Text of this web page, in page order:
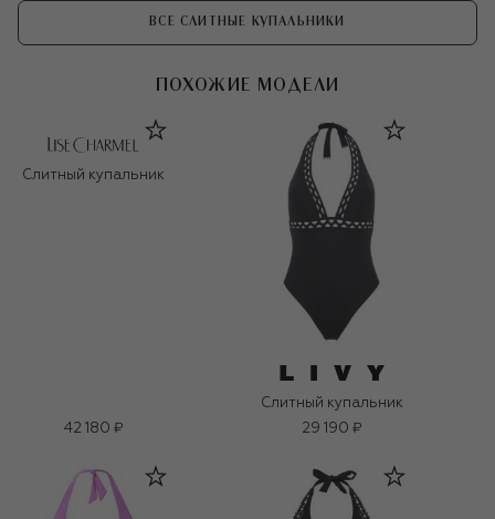
ВСЕ СЛИТНЫЕ КУПАЛЬНИКИ
ПОХОЖИЕ МОДЕЛИ
Слитный купальник
42 180 ₽
Слитный купальник
29 190 ₽